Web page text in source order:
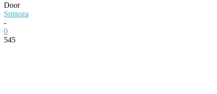
Door
Spinoza
-
0
545